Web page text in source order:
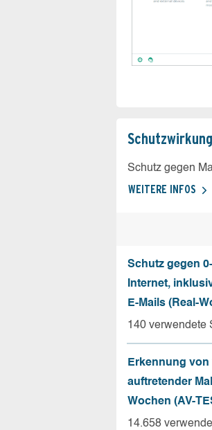
Schutz­wirkung
Schutz gegen
WEITERE INFOS
Schutz gegen
Internet,
E-Mails (Real-
140 verwendete
Erkennung
auftretender
Wochen (AV-
14.658